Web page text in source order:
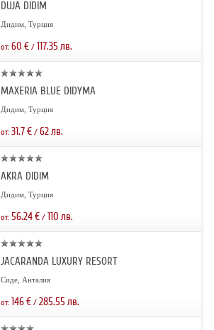
DUJA DIDIM
Дидим, Турция
от: 60 €/ 117.35 лв.
MAXERIA BLUE DIDYMA
Дидим, Турция
от: 31.7€/ 62лв.
AKRA DIDIM
Дидим, Турция
от: 56.24€/ 110 лв.
JACARANDA LUXURY RESORT
Сиде, Анталия
от: 146€/ 285.55 лв.